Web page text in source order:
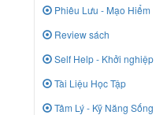
Phiêu Lưu - Mạo Hiểm
Review sách
Self Help - Khởi nghiệp
Tài Liệu Học Tập
Tâm Lý - Kỹ Năng Sống